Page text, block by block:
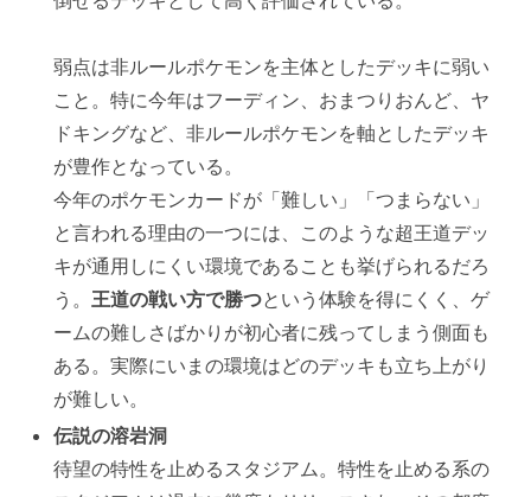
ばけがくれ
メガゲッコウガex
タケルライコex
シロナのガブリアスex
弱点は非ルールポケモンを主体としたデッキに弱い
こと。特に今年はフーディン、おまつりおんど、ヤ
ドキングなど、非ルールポケモンを軸としたデッキ
が豊作となっている。
今年のポケモンカードが「難しい」「つまらない」
と言われる理由の一つには、このような超王道デッ
キが通用しにくい環境であることも挙げられるだろ
う。王道の戦い方で勝つという体験を得にくく、ゲ
ームの難しさばかりが初心者に残ってしまう側面も
ある。実際にいまの環境はどのデッキも立ち上がり
が難しい。
伝説の溶岩洞
待望の特性を止めるスタジアム。特性を止める系の